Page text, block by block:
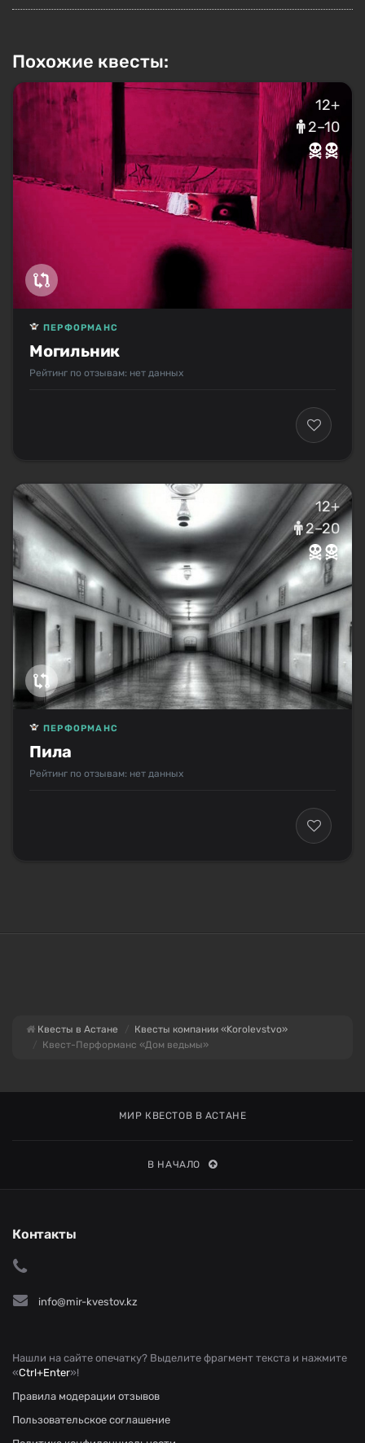
Похожие квесты:
12+
2–10
Могильник
ПЕРФОРМАНС
Рейтинг по отзывам: нет данных
12+
2–20
Пила
ПЕРФОРМАНС
Рейтинг по отзывам: нет данных
Квесты в Астане
Квесты компании «Korolevstvo»
Квест-Перформанс «Дом ведьмы»
МИР КВЕСТОВ В АСТАНЕ
В НАЧАЛО
Контакты
info@mir-kvestov.kz
Нашли на сайте опечатку? Выделите фрагмент текста и нажмите
«Ctrl+Enter»!
Правила модерации отзывов
Пользовательское соглашение